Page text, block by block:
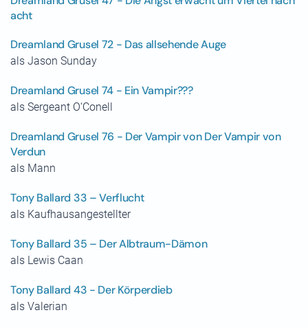
acht
Dreamland Grusel 72 - Das allsehende Auge
als Jason Sunday
Dreamland Grusel 74 - Ein Vampir???
als Sergeant O‘Conell
Dreamland Grusel 76 - Der Vampir von Der Vampir von
Verdun
als Mann
Tony Ballard 33 – Verflucht
als Kaufhausangestellter
Tony Ballard 35 – Der Albtraum-Dämon
als Lewis Caan
Tony Ballard 43 - Der Körperdieb
als Valerian